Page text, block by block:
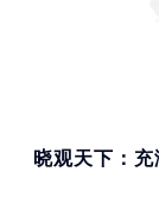
晓观天下：